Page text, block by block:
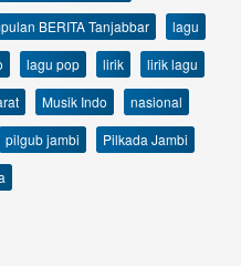
BERITA Tanjabbar
lagu
lagu pop lirik
lirik lagu
Musik Indo
nasional
pilgub jambi
Pilkada Jambi